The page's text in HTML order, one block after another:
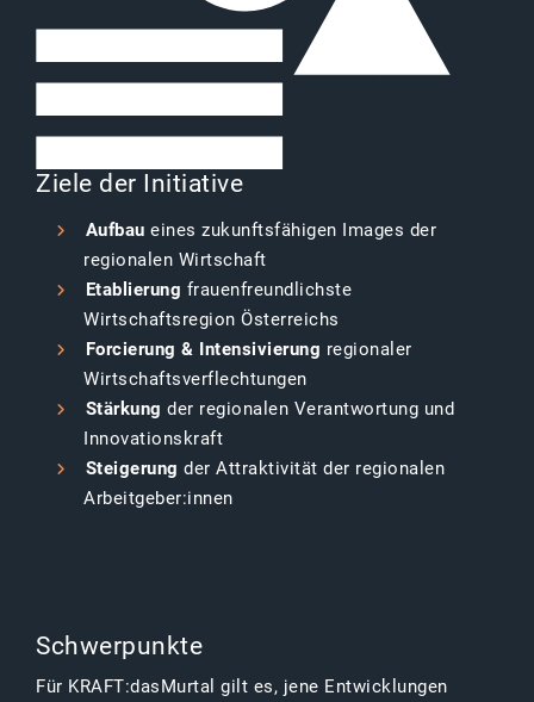
Ziele der Initiative
Aufbau eines zukunftsfähigen Images der
regionalen Wirtschaft
Etablierung frauenfreundlichste
Wirtschaftsregion Österreichs
Forcierung & Intensivierung regionaler
Wirtschaftsverflechtungen
Stärkung der regionalen Verantwortung und
Innovationskraft
Steigerung der Attraktivität der regionalen
Arbeitgeber:innen
Schwerpunkte
Für KRAFT:dasMurtal gilt es, jene Entwicklungen